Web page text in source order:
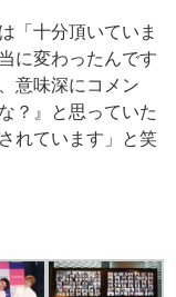
「十分頂いていま
に変わったんです
意味深にコメン
？』と思っていた
れています」と笑